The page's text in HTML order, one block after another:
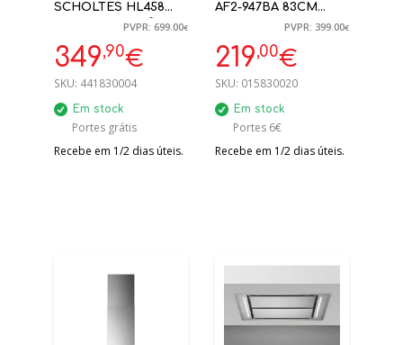
SCHOLTES HL458
ILHA SUSPENSÃO
PVPR: 699.00€
349,90€
SKU: 441830004
Em stock
Portes grátis
Recebe em 1/2 dias úteis.
AF2-947BA 83CM
710M³ INOX/VIDRO
BRANCO (ENCASTRE)
PVPR: 399.00€
219,00€
SKU: 015830020
Em stock
Portes 6€
Recebe em 1/2 dias úteis.